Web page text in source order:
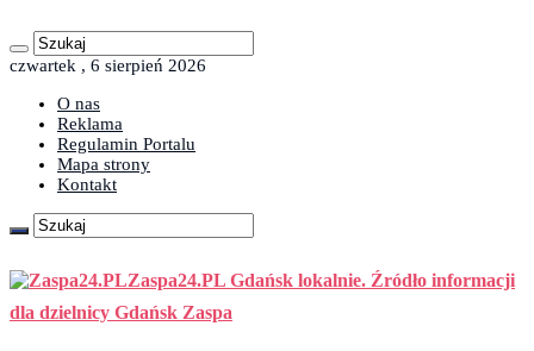
czwartek , 6 sierpień 2026
O nas
Reklama
Regulamin Portalu
Mapa strony
Kontakt
Zaspa24.PL Gdańsk lokalnie. Źródło informacji
dla dzielnicy Gdańsk Zaspa